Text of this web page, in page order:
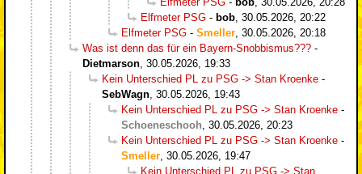
Elfmeter PSG - bob 30.05.2026, 20:22
Elfmeter PSG - Smeller 30.05.2026, 20:18
Was ist denn das für ein Bayern-Snobbismus??? -
Dietmarson 30.05.2026, 19:33
Kein Unterschied PL zu PSG -> Stan Kroenke -
SebWagn 30.05.2026, 19:43
Kein Unterschied PL zu PSG -> Stan Kroenke -
Schoeneschooh 30.05.2026, 20:23
Kein Unterschied PL zu PSG -> Stan Kroenke -
Smeller 30.05.2026, 19:47
Kein Unterschied PL zu PSG -> Stan